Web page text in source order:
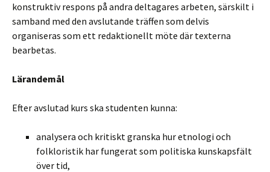
konstruktiv respons på andra deltagares arbeten, särskilt i
samband med den avslutande träffen som delvis
organiseras som ett redaktionellt möte där texterna
bearbetas.
Lärandemål
Efter avslutad kurs ska studenten kunna:
analysera och kritiskt granska hur etnologi och
folkloristik har fungerat som politiska kunskapsfält
över tid,